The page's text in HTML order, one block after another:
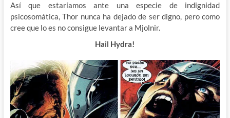
Así que estaríamos ante una especie de indignidad
psicosomática, Thor nunca ha dejado de ser digno, pero como
cree que lo es no consigue levantar a Mjolnir.
Hail Hydra!